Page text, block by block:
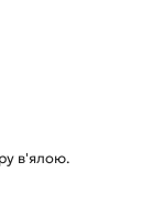
в'ялою.